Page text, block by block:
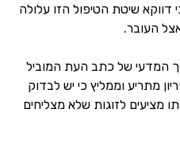
דווקא שיטת הטיפול הזו עלולה
העובר.
המדעי של כתב העת המוביל
מתריע וממליץ כי יש לבדוק
מציעים לזוגות שלא מצליחים